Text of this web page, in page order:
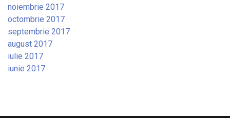
noiembrie 2017
octombrie 2017
septembrie 2017
august 2017
iulie 2017
iunie 2017